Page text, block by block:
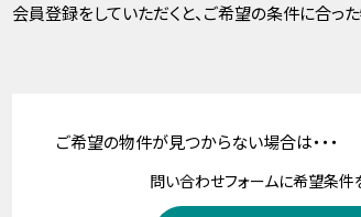
会員登録をしていただくと、ご希望の条件に合っ
ご希望の物件が見つからない場合は・・・
問い合わせフォームに希望条件